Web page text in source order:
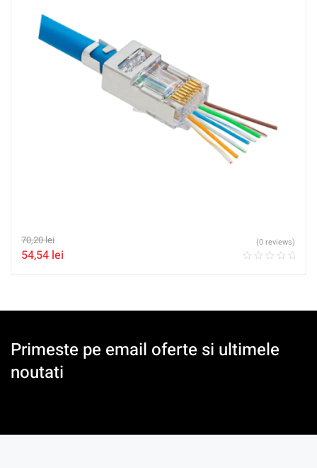
70,20lei
54,54 lei
(0 reviews)
Primeste pe email oferte si ultimele
noutati